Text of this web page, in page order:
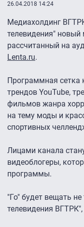
26.04.2018 14:24
Медиахолдинг
телевидения" новый
рассчитанный на
Lenta.ru.
Программная сетка
трендов YouTube,
фильмов жанра
на тему моды и
спортивных
Лицами канала
видеоблогеры,
программы.
"Го" будет вещать
телевидения